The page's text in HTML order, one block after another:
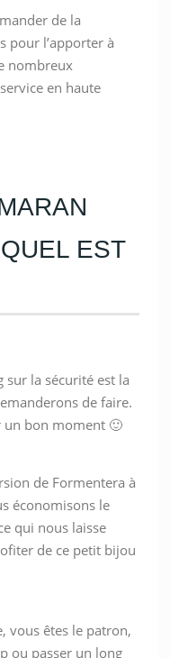
de la
pour l’apporter à
nombreux
en haute
EST
la sécurité est la
de faire.
un bon moment 🙂
de Formentera à
économisons le
qui nous laisse
de ce petit bijou
vous êtes le patron,
ou passer un long